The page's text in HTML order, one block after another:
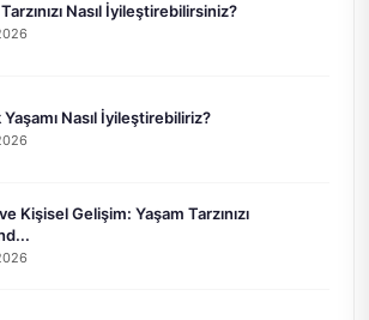
Nasıl İyileştirebilirsiniz?
Nasıl İyileştirebiliriz?
Kişisel Gelişim: Yaşam Tarzınızı